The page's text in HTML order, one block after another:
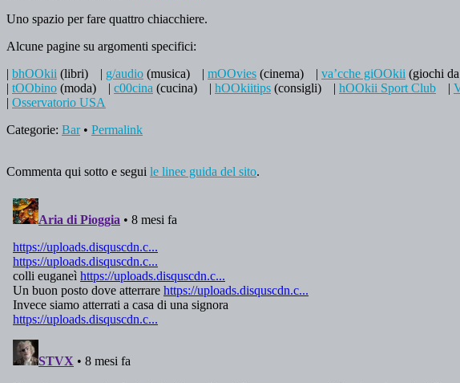
Uno spazio per fare quattro chiacchiere.
Alcune pagine su argomenti specifici:
| bhOOkii (libri) | g/audio (musica) | mOOvies (cinema) | va’cche giOOkii (giochi
| tOObino (moda) | c00cina (cucina) | hOOkiitips (consigli) | hOOkii Sport Club |
| Osservatorio USA
Categorie: Bar• Permalink
Commenta qui sotto e segui le linee guida del sito.